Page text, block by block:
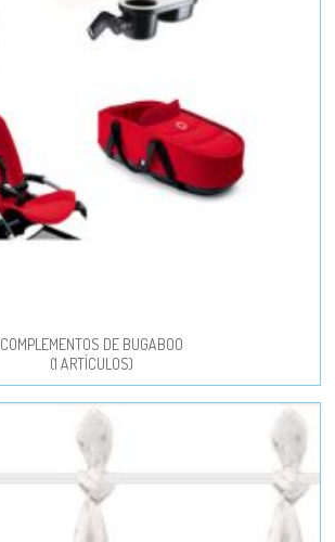
COMPLEMENTOS DE BUGABOO
(1 ARTÍCULOS)